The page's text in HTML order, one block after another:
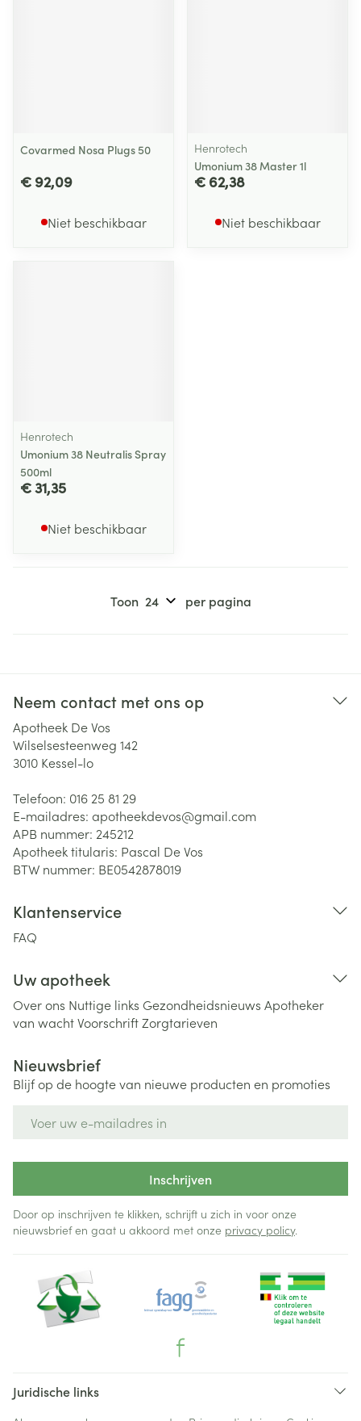
Covarmed Nosa Plugs 50
€ 92,09
Niet beschikbaar
Henrotech
Umonium 38 Master 1l
€ 62,38
Niet beschikbaar
Henrotech
Umonium 38 Neutralis Spray
500ml
€ 31,35
Niet beschikbaar
Toon per pagina
Neem contact met ons op
Apotheek De Vos
Wilselsesteenweg 142
3010 Kessel-lo
Telefoon: 016 25 81 29
E-mailadres: apotheekdevos@gmail.com
APB nummer: 245212
Apotheek titularis: Pascal De Vos
BTW nummer: BE0542878019
Klantenservice
FAQ
Uw apotheek
Over ons Nuttige links Gezondheidsnieuws Apotheker
van wachtVoorschriftZorgtarieven
Nieuwsbrief
Blijf op de hoogte van nieuwe producten en promoties
Inschrijven
Door op inschrijven te klikken, schrijft u zich in voor onze
nieuwsbrief en gaat u akkoord met onze privacy policy.
Juridische links